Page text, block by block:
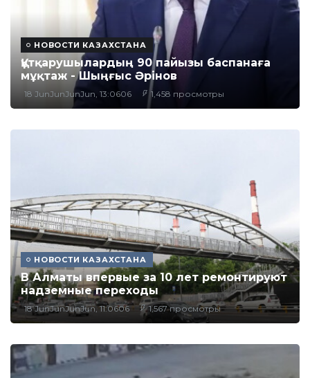
НОВОСТИ КАЗАХСТАНА
Құтқарушылардың 90 пайызы баспанаға
мұқтаж - Шыңғыс Әрінов
18 JunJunJunJun, 13:0606 1,458 просмотры
НОВОСТИ КАЗАХСТАНА
В Алматы впервые за 10 лет ремонтируют
надземные переходы
18 JunJunJunJun, 11:0606 1,567 просмотры